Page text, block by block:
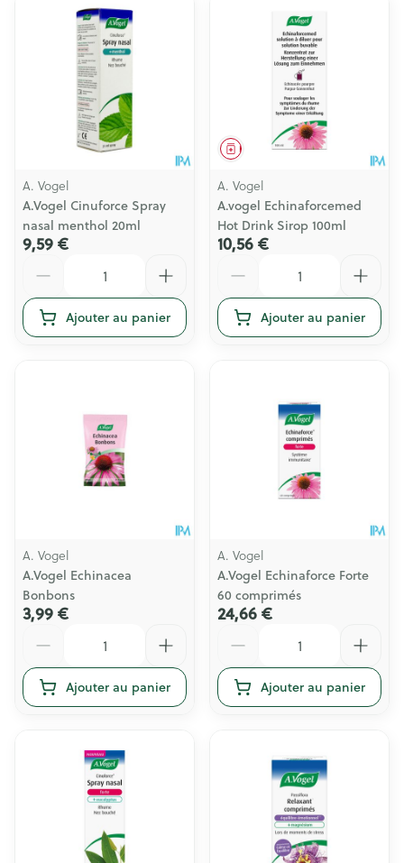
A. Vogel
A.Vogel Cinuforce Spray
nasal menthol 20ml
9,59 €
Ajouter au panier
Médicament
A. Vogel
A.vogel Echinaforcemed
Hot Drink Sirop 100ml
10,56 €
Ajouter au panier
A. Vogel
A.Vogel Echinacea
Bonbons
3,99 €
Ajouter au panier
A. Vogel
A.Vogel Echinaforce Forte
60 comprimés
24,66 €
Ajouter au panier